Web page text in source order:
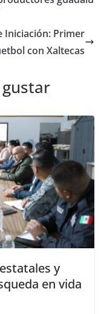
Iniciación: Primer
con Xaltecas
y
en vida